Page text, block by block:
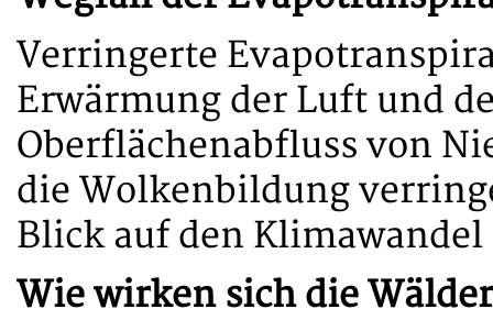
Verringerte
Erwärmung der Luft und
Oberflächenabfluss von
die Wolkenbildung
Blick auf den
Wie wirken sich die